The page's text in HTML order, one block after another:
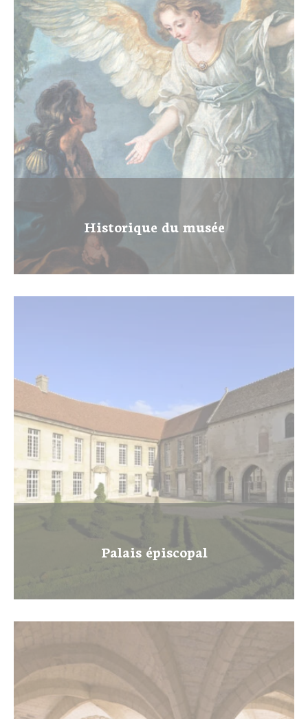
AU PROGRAMME
Expositions
Expositions en cours
Expositions passées
Papiers sensibles
L’objet de la saison
Activités
Jeune public
Publics
Scolaires, centres de loisirs
Groupes
Abonnés des musées
Explorer les collections
Dossiers thématiques
Bibliothèques et documentation
Œuvres commentées (musée d’Art et d’Archéologie)
Publications
INFORMATIONS PRATIQUES
Accès, horaires et tarifs
Venir à Senlis
Accessibilité
Boutiques
Contacts
Historique du musée
Palais épiscopal